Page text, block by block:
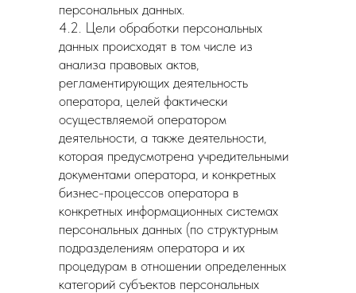
персональных данных.
4.2. Цели обработки персональных
данных происходят в том числе из
анализа правовых актов,
регламентирующих деятельность
оператора, целей фактически
осуществляемой оператором
деятельности, а также деятельности,
которая предусмотрена учредительными
документами оператора, и конкретных
бизнес-процессов оператора в
конкретных информационных системах
персональных данных (по структурным
подразделениям оператора и их
процедурам в отношении определенных
категорий субъектов персональных